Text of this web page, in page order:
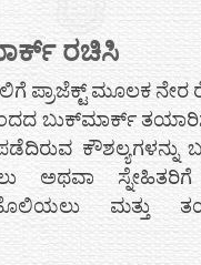
ರಚಿಸಿ
ಪ್ರಾಜೆಕ್ಟ್ ಮೂಲಕ
ಕೌಶಲ್ಯಗಳನ್ನು
ಅಥವಾ
ಮತ್ತು